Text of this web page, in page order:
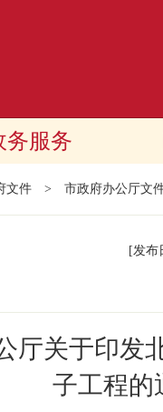
务服务
文件 > 市政府办公厅文
[发布
厅关于印
子工程的